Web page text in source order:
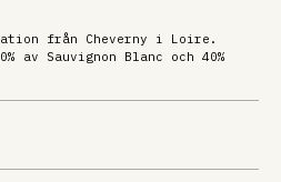
från Cheverny i Loire.
av Sauvignon Blanc och 40%